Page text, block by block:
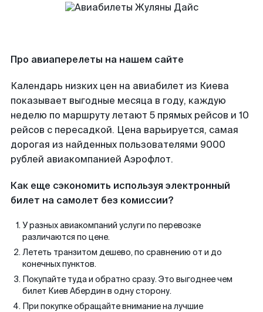
Про авиаперелеты на нашем сайте
Календарь низких цен на авиабилет из Киева
показывает выгодные месяца в году, каждую
неделю по маршруту летают 5 прямых рейсов и 10
рейсов с пересадкой. Цена варьируется, самая
дорогая из найденных пользователями 9000
рублей авиакомпанией Аэрофлот.
Как еще сэкономить используя электронный
билет на самолет без комиссии?
У разных авиакомпаний услуги по перевозке
различаются по цене.
Лететь транзитом дешево, по сравнению от и до
конечных пунктов.
Покупайте туда и обратно сразу. Это выгоднее чем
билет Киев Абердин в одну сторону.
При покупке обращайте внимание на лучшие